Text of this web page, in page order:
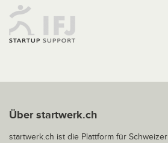
Über startwerk.ch
startwerk.ch ist die Plattform für